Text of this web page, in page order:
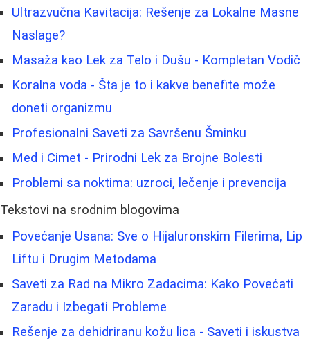
Ultrazvučna Kavitacija: Rešenje za Lokalne Masne
Naslage?
Masaža kao Lek za Telo i Dušu - Kompletan Vodič
Koralna voda - Šta je to i kakve benefite može
doneti organizmu
Profesionalni Saveti za Savršenu Šminku
Med i Cimet - Prirodni Lek za Brojne Bolesti
Problemi sa noktima: uzroci, lečenje i prevencija
Tekstovi na srodnim blogovima
Povećanje Usana: Sve o Hijaluronskim Filerima, Lip
Liftu i Drugim Metodama
Saveti za Rad na Mikro Zadacima: Kako Povećati
Zaradu i Izbegati Probleme
Rešenje za dehidriranu kožu lica - Saveti i iskustva